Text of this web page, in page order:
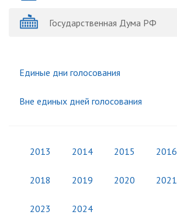
Государственная Дума РФ
Единые дни голосования
Вне единых дней голосования
2013 2014 2015 2016
2018 2019 2020 2021
2023 2024